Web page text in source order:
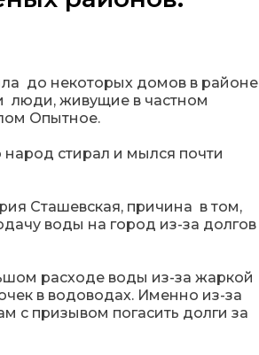
до некоторых домов в районе
люди, живущие в частном
Опытное.
стирал и мылся почти
Сташевская, причина в том,
воды на город из-за долгов
расходе воды из-за жаркой
в водоводах. Именно из-за
с призывом погасить долги за